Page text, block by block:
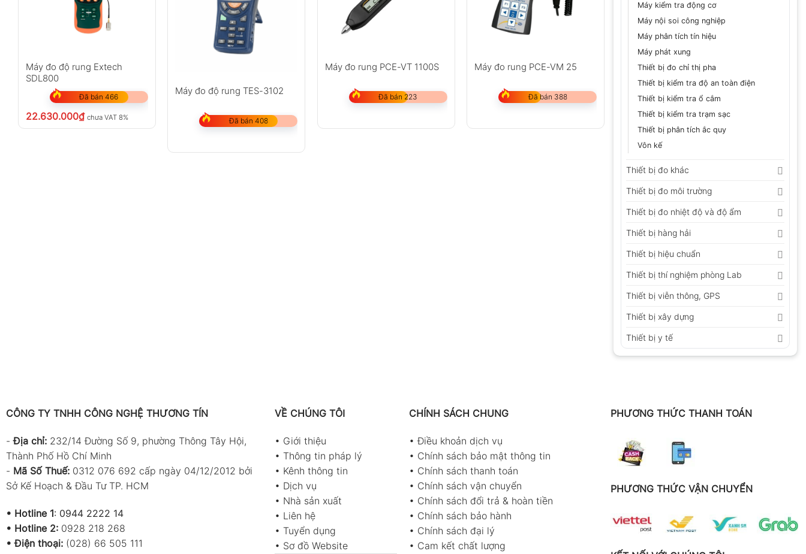
Máy kiểm tra động cơ
Máy nội soi công nghiệp
Máy phân tích tín hiệu
Máy phát xung
Thiết bị đo chỉ thị pha
Thiết bị kiểm tra độ an toàn điện
Thiết bị kiểm tra ổ cắm
Thiết bị kiểm tra trạm sạc
Thiết bị phân tích ắc quy
Vôn kế
Thiết bị đo khác
Thiết bị đo môi trường
Thiết bị đo nhiệt độ và độ ẩm
Thiết bị hàng hải
Thiết bị hiệu chuẩn
Thiết bị thí nghiệm phòng Lab
Thiết bị viễn thông, GPS
Thiết bị xây dựng
Thiết bị y tế
Máy đo độ rung Extech
SDL800
Đã bán 466
22.630.000₫ chưa VAT 8%
Máy đo độ rung TES-3102
Đã bán 408
Máy đo rung PCE-VT 1100S
Đã bán 223
Máy đo rung PCE-VM 25
Đã bán 388
CÔNG TY TNHH CÔNG NGHỆ THƯƠNG TÍN
-Địa chỉ: 232/14 Đường Số 9, phường Thông Tây Hội,
Thành Phố Hồ Chí Minh
- Mã Số Thuế: 0312 076 692 cấp ngày 04/12/2012 bởi
Sở Kế Hoạch & Đầu Tư TP. HCM
• Hotline 1: 0944 2222 14
• Hotline 2: 0928 218 268
• Điện thoại: (028) 66 505 111
VỀ CHÚNG TÔI
• Giới thiệu
• Thông tin pháp lý
• Kênh thông tin
• Dịch vụ
• Nhà sản xuất
• Liên hệ
• Tuyển dụng
• Sơ đồ Website
CHÍNH SÁCH CHUNG
•Điều khoản dịch vụ
• Chính sách bảo mật thông tin
• Chính sách thanh toán
• Chính sách vận chuyển
• Chính sách đổi trả & hoàn tiền
• Chính sách bảo hành
• Chính sách đại lý
• Cam kết chất lượng
PHƯƠNG THỨC THANH TOÁN
PHƯƠNG THỨC VẬN CHUYỂN